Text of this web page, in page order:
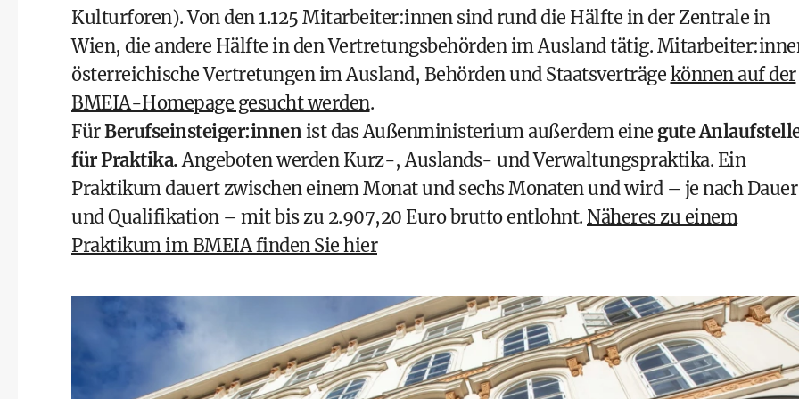
Kulturforen). Von den 1.125 Mitarbeiter:innen sind rund die Hälfte in der Zentrale in
Wien, die andere Hälfte in den Vertretungsbehörden im Ausland tätig.
österreichische Vertretungen im Ausland, Behörden und Staatsverträge können auf der
BMEIA-Homepage gesucht werden.
FürBerufseinsteiger:innen ist das Außenministerium außerdem eine gute
für Praktika.Angeboten werden Kurz-, Auslands- und Verwaltungspraktika. Ein
Praktikum dauert zwischen einem Monat und sechs Monaten und wird – je nach Dauer
und Qualifikation – mit bis zu 2.907,20 Euro brutto entlohnt. Näheres zu einem
Praktikum im BMEIA finden Sie hier